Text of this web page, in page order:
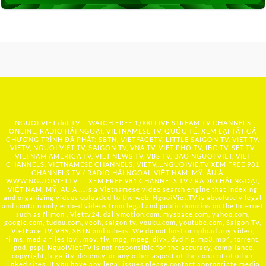
NGUOI VIET dot TV :: WATCH FREE 1,000 LIVE STREAM TV CHANNELS
ONLINE, RADIO HẢI NGOẠI, VIETNAMESE TV, QUỐC TẾ, XEM LẠI TẤT CẢ
CHƯƠNG TRÌNH ĐÃ PHÁT: SBTN, VIETFACETV, LITTLE SAIGON TV, VIET TV,
VIETV, NGUOI VIET TV, SAIGON TV, VNA TV, VIET PHO TV, IBC TV, SET TV,
VIETNAM AMERICA TV, VIET NEWS TV, VBS TV, BAO NGUOI VIET, VIET
CHANNELS, VIETNAMESE CHANNELS, VIETV,... NGUOIVIE.TV XEM FREE 981
CHANNELS TV / RADIO HẢI NGOẠI, VIỆT NAM, MỸ, ÂU Á …..
WWW.NGUOIVIET.TV ::: XEM FREE 981 CHANNELS TV / RADIO HẢI NGOẠI,
VIỆT NAM, MỸ, ÂU Á ….is a Vietnamese video search engine that indexing
and organizing videos uploaded to the web. NguoiViet.TV is absolutely legal
and contain only embed videos from legal and public domains on the Internet
such as filmon , Viettv24, dailymotion.com, myspace.com, yahoo.com,
google.com, tudou.com, veoh, saigon tv, youku.com, youtube.com, Saigon TV,
VietFace TV, VBS, SBTN and others. We do not host or upload any video,
films, media files (avi, mov, flv, mpg, mpeg, divx, dvd rip, mp3, mp4, torrent,
ipod, psp), NguoiViet.TV is not responsible for the accuracy, compliance,
copyright, legality, decency, or any other aspect of the content of other
linked sites. If you have any legal issues please contact appropriate media